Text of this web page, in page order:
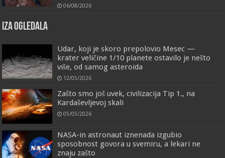
06/08/2026
IZA OGLEDALA
Udar, koji je skoro prepolovio Mesec —
krater veličine 1/10 planete ostavilo je nešto
više, od samog asteroida
12/05/2026
Zašto smo još uvek, civilizacija Tip 1., na
Kardaševljevoj skali
05/05/2026
NASA-in astronaut iznenada izgubio
sposobnost govora u svemiru, a lekari ne
znaju zašto